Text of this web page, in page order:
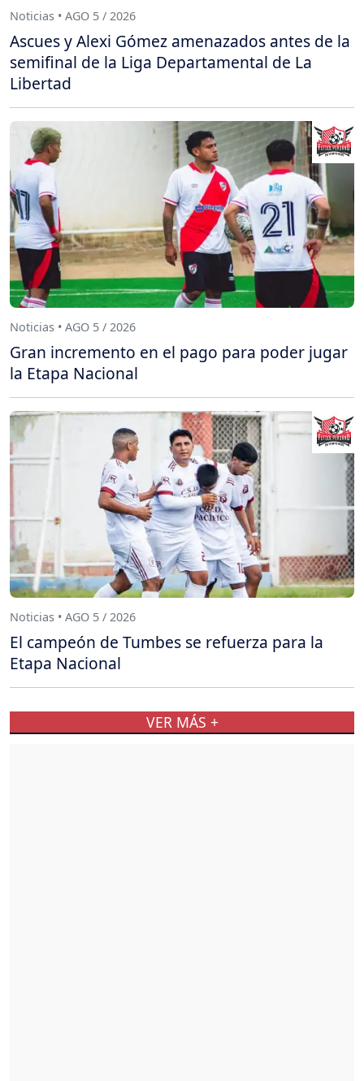
Noticias • AGO 5 / 2026
Ascues y Alexi Gómez amenazados antes de la
semifinal de la Liga Departamental de La
Libertad
Noticias • AGO 5 / 2026
Gran incremento en el pago para poder jugar
la Etapa Nacional
Noticias • AGO 5 / 2026
El campeón de Tumbes se refuerza para la
Etapa Nacional
VER MÁS +